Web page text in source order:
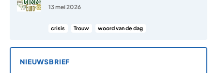
13 mei 2026
crisis Trouw woord van de dag
NIEUWSBRIEF